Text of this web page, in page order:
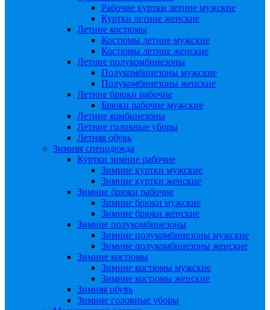
Рабочие куртки летние мужские
Куртки летние женские
Летние костюмы
Костюмы летние мужские
Костюмы летние женские
Летние полукомбинезоны
Полукомбинезоны мужские
Полукомбинезоны женские
Летние брюки рабочие
Брюки рабочие мужские
Летние комбинезоны
Летние головные уборы
Летняя обувь
Зимняя спецодежда
Куртки зимние рабочие
Зимние куртки мужские
Зимние куртки женские
Зимние брюки рабочие
Зимние брюки мужские
Зимние брюки женские
Зимние полукомбинезоны
Зимние полукомбинезоны мужские
Зимние полукомбинезоны женские
Зимние костюмы
Зимние костюмы мужские
Зимние костюмы женские
Зимняя обувь
Зимние головные уборы